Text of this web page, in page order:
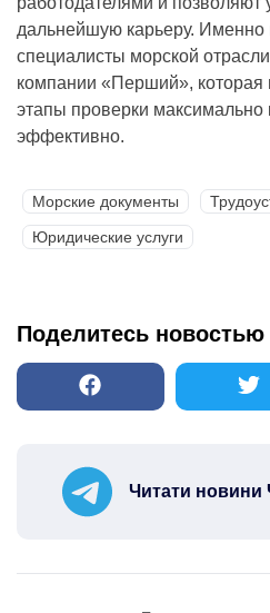
дальнейшую карьеру. Именно
специалисты морской
компании «Перший», которая
этапы проверки максимально
эффективно.
Морские документы
Юридические услуги
Поделитесь новостью
Читати новини